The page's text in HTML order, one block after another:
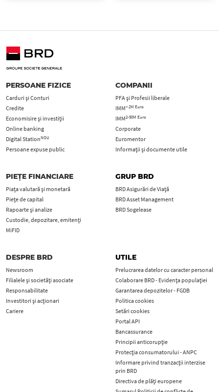
PERSOANE FIZICE
Carduri şi Conturi
Credite
Economisire și investiții
Online banking
Digital StationNOU
Persoane expuse public
COMPANII
PFA şi Profesii liberale
IMM< 2M Euro
IMM2-50M Euro
Corporate
Euromentor
Informații și documente utile
PIEȚE FINANCIARE
Piața valutară și monetară
Piețe de capital
Rapoarte și analize
Custodie, depozitare, emitenți
MiFID
GRUP BRD
BRD Asigurări de Viață
BRD Asset Management
BRD Sogelease
DESPRE BRD
Newsroom
Filialele și societăți asociate
Responsabilitate
Investitori și acționari
Cariere
UTILE
Prelucrarea datelor cu caracter personal
Colaborare BRD - Evidența populației
Garantarea depozitelor - FGDB
Politica cookies
Setări cookies
Portal API
Bancassurance
Principii anticorupţie
Protecţia consumatorului - ANPC
Informare privind tranzacții interzise
prin BRD
Directiva de plăți europene